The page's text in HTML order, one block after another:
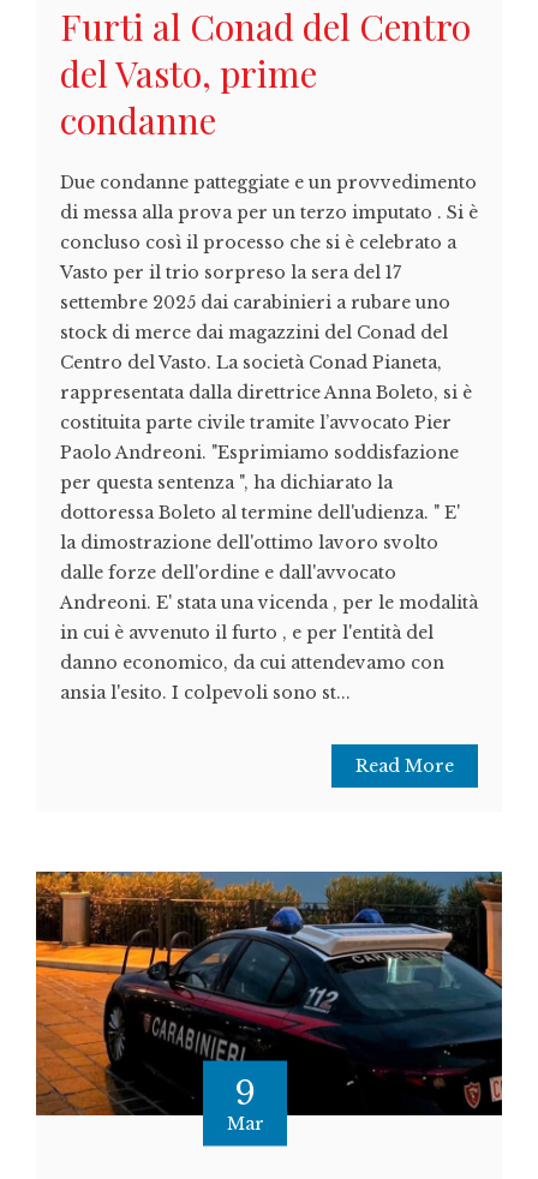
Furti al Conad del Centro
del Vasto, prime
condanne
Due condanne patteggiate e un provvedimento
di messa alla prova per un terzo imputato . Si è
concluso così il processo che si è celebrato a
Vasto per il trio sorpreso la sera del 17
settembre 2025 dai carabinieri a rubare uno
stock di merce dai magazzini del Conad del
Centro del Vasto. La società Conad Pianeta,
rappresentata dalla direttrice Anna Boleto, si è
costituita parte civile tramite l’avvocato Pier
Paolo Andreoni. "Esprimiamo soddisfazione
per questa sentenza ", ha dichiarato la
dottoressa Boleto al termine dell'udienza. " E'
la dimostrazione dell'ottimo lavoro svolto
dalle forze dell'ordine e dall'avvocato
Andreoni. E' stata una vicenda , per le modalità
in cui è avvenuto il furto , e per l'entità del
danno economico, da cui attendevamo con
ansia l'esito. I colpevoli sono st...
Read More
9
Mar